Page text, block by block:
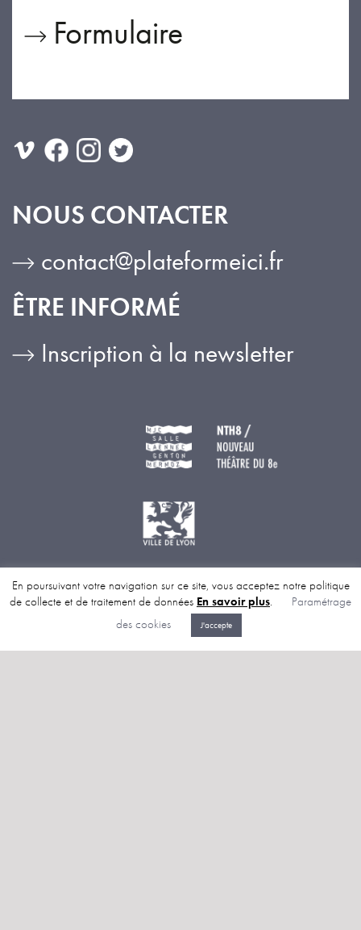
Formulaire
NOUS CONTACTER
contact@plateformeici.fr
ÊTRE INFORMÉ
Inscription à la newsletter
Plateforme
En poursuivant votre navigation sur ce site, vous acceptez notre politique
de collecte et de traitement de données En savoir plus.
Paramétrage
des cookies
J'accepte